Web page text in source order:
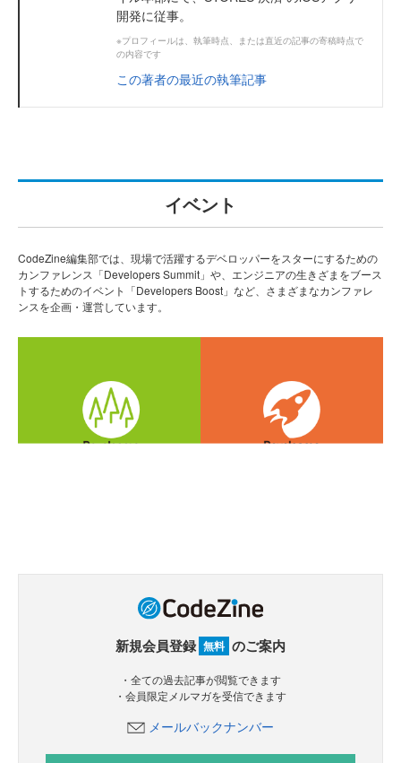
開発に従事。
※プロフィールは、執筆時点、または直近の記事の寄稿時点で
の内容です
この著者の最近の執筆記事
イベント
CodeZine編集部では、現場で活躍するデベロッパーをスターにするための
カンファレンス「Developers Summit」や、エンジニアの生きざまをブース
トするためのイベント「Developers Boost」など、さまざまなカンファレ
ンスを企画・運営しています。
新規会員登録 無料 のご案内
・全ての過去記事が閲覧できます
・会員限定メルマガを受信できます
メールバックナンバー